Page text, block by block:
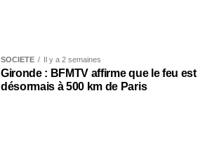
SOCIÉTÉ Il y a 2 semaines
Gironde : BFMTV affirme que le feu est
désormais à 500 km de Paris